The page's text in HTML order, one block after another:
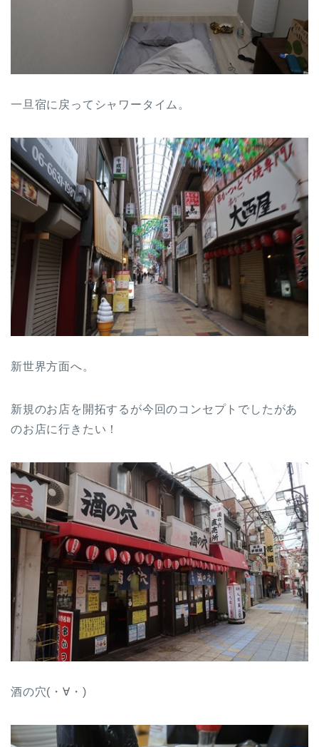
一旦宿に戻ってシャワータイム。
新世界方面へ。
新規のお店を開拓するが今回のコンセプトでしたがあ
のお店に行きたい！
酒の穴(・∀・)